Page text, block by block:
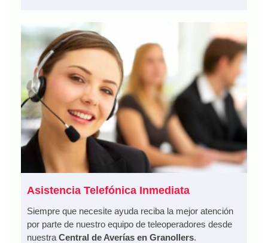
Asistencia Telefónica Inmediata
Siempre que necesite ayuda reciba la mejor atención
por parte de nuestro equipo de teleoperadores desde
nuestra Central de Averías en Granollers.